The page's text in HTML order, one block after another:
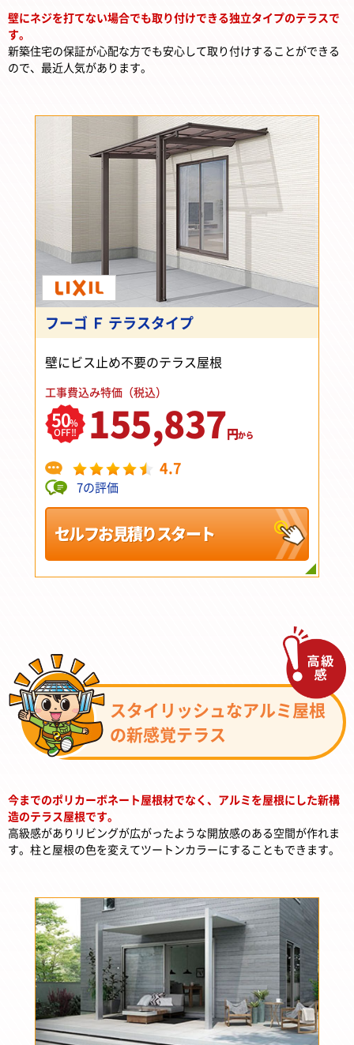
壁にネジを打てない場合でも取り付けできる独立タイプのテラスで
す。
新築住宅の保証が心配な方でも安心して取り付けすることができる
ので、最近人気があります。
フーゴ Ｆ テラスタイプ
壁にビス止め不要のテラス屋根
工事費込み特価（税込）
50%
OFF!! 155,837円から
4.7
7の評価
セルフお見積りスタート
スタイリッシュなアルミ屋根
の新感覚テラス
今までのポリカーボネート屋根材でなく、アルミを屋根にした新構
造のテラス屋根です。
高級感がありリビングが広がったような開放感のある空間が作れま
す。柱と屋根の色を変えてツートンカラーにすることもできます。